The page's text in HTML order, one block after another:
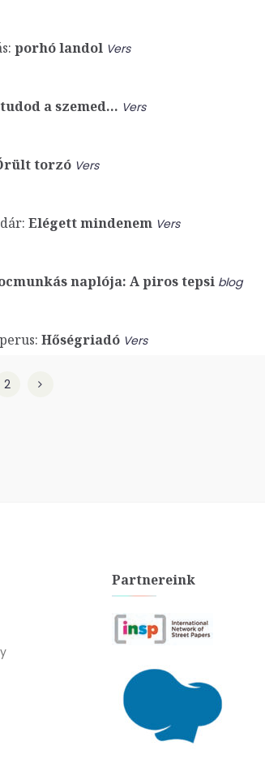
porhó landol Vers
a szemed… Vers
torzó Vers
Elégett mindenem Vers
naplója: A piros tepsi blog
Hőségriadó Vers
2
Partnereink